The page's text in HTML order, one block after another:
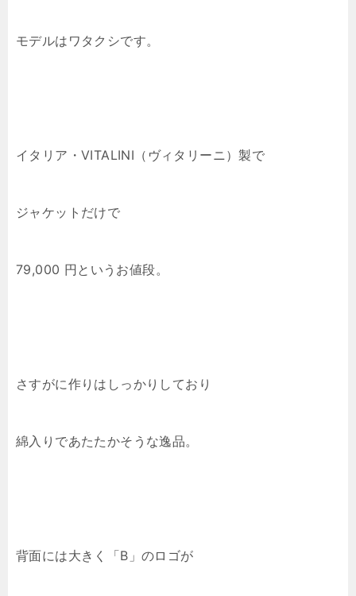
モデルはワタクシです。
イタリア・VITALINI（ヴィタリーニ）製で
ジャケットだけで
79,000 円というお値段。
さすがに作りはしっかりしており
綿入りであたたかそうな逸品。
背面には大きく「B」のロゴが